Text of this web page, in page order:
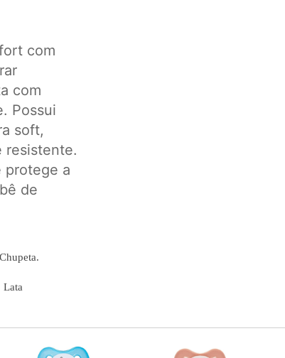
com
com
Possui
soft,
resistente.
protege a
de